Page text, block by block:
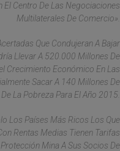
Centro De Las Negociaciones
Multilaterales De Comercio».
Que Condujeran A Bajar
Llevar A 520.000 Millones De
Crecimiento Económico En Las
Sacar A 140 Millones De
La Pobreza Para El Año 2015.
Los Países Más Ricos Los Que
Rentas Medias Tienen Tarifas
Mina A Sus Socios De